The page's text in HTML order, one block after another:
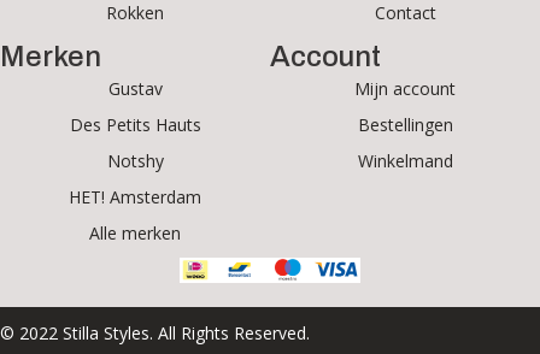
Rokken
Merken
Gustav
Des Petits Hauts
Notshy
HET! Amsterdam
Alle merken
Contact
Account
Mijn account
Bestellingen
Winkelmand
© 2022 Stilla Styles. All Rights Reserved.